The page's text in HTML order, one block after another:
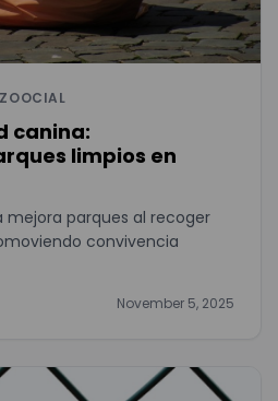
canina:
limpios en
parques al recoger
convivencia
November 5, 2025